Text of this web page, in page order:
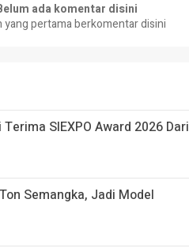
ada komentar disini
yang pertama berkomentar disini
SIEXPO Award 2026 Dari
Semangka, Jadi Model